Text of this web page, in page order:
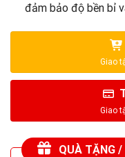
đảm bảo độ bền bỉ
QUÀ TẶNG /